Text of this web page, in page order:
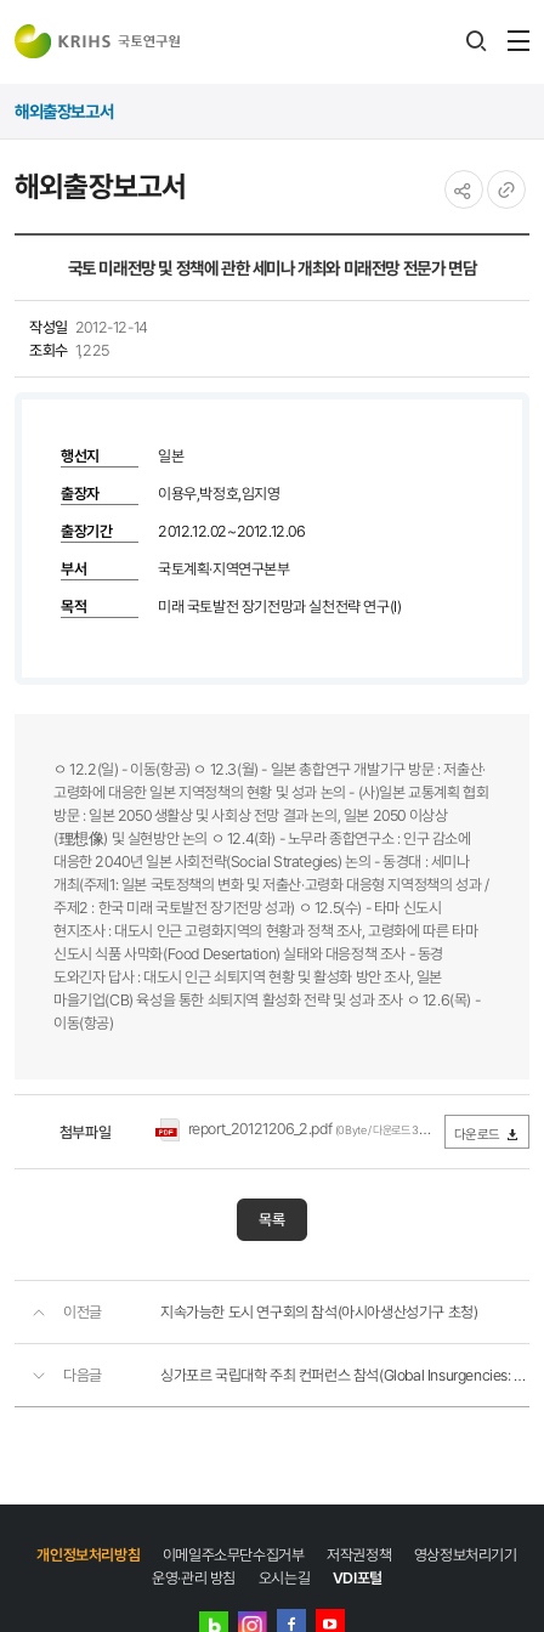
해외출장보고서
해외출장보고서
국토 미래전망 및 정책에 관한 세미나 개최와 미래전망 전문가 면담
작성일 2012-12-14
조회수 1,225
행선지 일본
출장자 이용우,박정호,임지영
출장기간 2012.12.02~2012.12.06
부서 국토계획·지역연구본부
목적 미래 국토발전 장기전망과 실천전략 연구(Ⅰ)
ㅇ 12.2(일) - 이동(항공) ㅇ 12.3(월) - 일본 총합연구 개발기구 방문 : 저출산·
고령화에 대응한 일본 지역정책의 현황 및 성과 논의 - (사)일본 교통계획 협회
방문 : 일본 2050 생활상 및 사회상 전망 결과 논의, 일본 2050 이상상
(理想像) 및 실현방안 논의 ㅇ 12.4(화) - 노무라 종합연구소 : 인구 감소에
대응한 2040년 일본 사회전략(Social Strategies) 논의 - 동경대 : 세미나
개최(주제1: 일본 국토정책의 변화 및 저출산·고령화 대응형 지역정책의 성과 /
주제2 : 한국 미래 국토발전 장기전망 성과) ㅇ 12.5(수) - 타마 신도시
현지조사 : 대도시 인근 고령화지역의 현황과 정책 조사, 고령화에 따른 타마
신도시 식품 사막화(Food Desertation) 실태와 대응정책 조사 - 동경
도와긴자 답사 : 대도시 인근 쇠퇴지역 현황 및 활성화 방안 조사, 일본
마을기업(CB) 육성을 통한 쇠퇴지역 활성화 전략 및 성과 조사 ㅇ 12.6(목) -
이동(항공)
첨부파일 report_20121206_2.pdf (0Byte / 다운로드 351회) 다운로드
목록
이전글 지속가능한 도시 연구회의 참석(아시아생산성기구 초청)
다음글 싱가포르 국립대학 주최 컨퍼런스 참석(Global Insurgencies: Making Public Cities in Asia) - 초청자 부담
개인정보처리방침 이메일주소무단수집거부 저작권정책
영상정보처리기기
운영·관리 방침
오시는길 VDI포털
네이버 인스타그램